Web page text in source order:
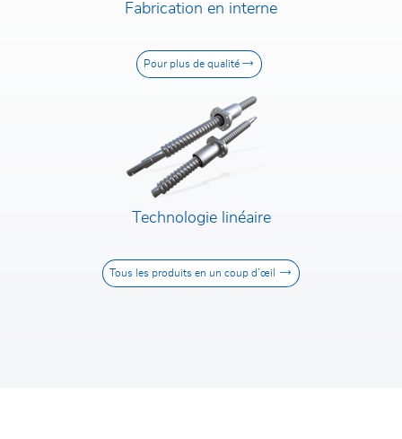
Fabrication en interne
Pour plus de qualité
Technologie linéaire
Tous les produits en un coup d’œil